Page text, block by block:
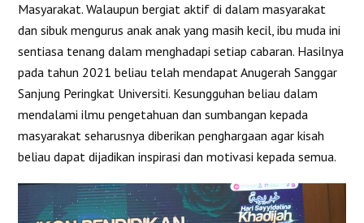
Masyarakat. Walaupun bergiat aktif di dalam masyarakat
dan sibuk mengurus anak anak yang masih kecil, ibu muda ini
sentiasa tenang dalam menghadapi setiap cabaran. Hasilnya
pada tahun 2021 beliau telah mendapat Anugerah Sanggar
Sanjung Peringkat Universiti. Kesungguhan beliau dalam
mendalami ilmu pengetahuan dan sumbangan kepada
masyarakat seharusnya diberikan penghargaan agar kisah
beliau dapat dijadikan inspirasi dan motivasi kepada semua.